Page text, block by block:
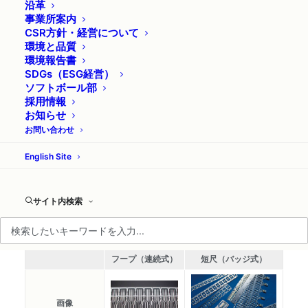
沿革
事業所案内
CSR方針・経営について
環境と品質
環境報告書
SDGs（ESG経営）
ソフトボール部
採用情報
お知らせ
お問い合わせ
English Site
サイト内検索
機能めっき
部分めっき加工
フープ（連続式） 短尺（バッジ式）
画像